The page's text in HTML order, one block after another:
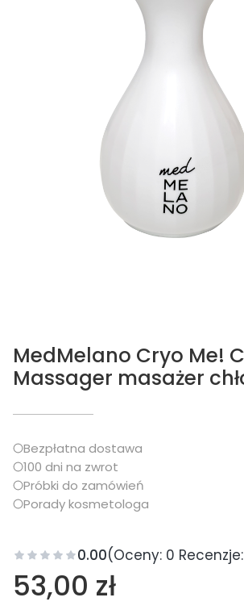
MedMelano Cryo Me!
Massager masażer
Bezpłatna dostawa
100 dni na zwrot
Próbki do zamówień
Porady kosmetologa
0.00(Oceny: 0
Cena
53,00 zł